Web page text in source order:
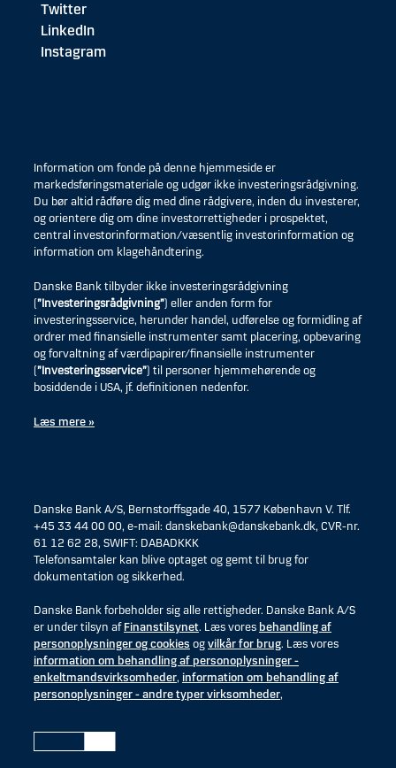
Twitter
LinkedIn
Instagram
Information om fonde på denne hjemmeside er
markedsføringsmateriale og udgør ikke investeringsrådgivning.
Du bør altid rådføre dig med dine rådgivere, inden du investerer,
og orientere dig om dine investorrettigheder i prospektet,
central investorinformation/væsentlig investorinformation og
information om klagehåndtering.
Danske Bank tilbyder ikke investeringsrådgivning
(”Investeringsrådgivning”) eller anden form for
investeringsservice, herunder handel, udførelse og formidling af
ordrer med finansielle instrumenter samt placering, opbevaring
og forvaltning af værdipapirer/finansielle instrumenter
(”Investeringsservice”) til personer hjemmehørende og
bosiddende i USA, jf. definitionen nedenfor.
Læs mere »
Danske Bank A/S, Bernstorffsgade 40, 1577 København V. Tlf.
+45 33 44 00 00, e-mail: danskebank@danskebank.dk, CVR-nr.
61 12 62 28, SWIFT: DABADKKK
Telefonsamtaler kan blive optaget og gemt til brug for
dokumentation og sikkerhed.
Danske Bank forbeholder sig alle rettigheder. Danske Bank A/S
er under tilsyn afFinanstilsynet. Læs vores behandling af
personoplysninger og cookies ogvilkår for brug. Læs vores
information om behandling af personoplysninger -
enkeltmandsvirksomheder, information om behandling af
personoplysninger - andre typer virksomheder,